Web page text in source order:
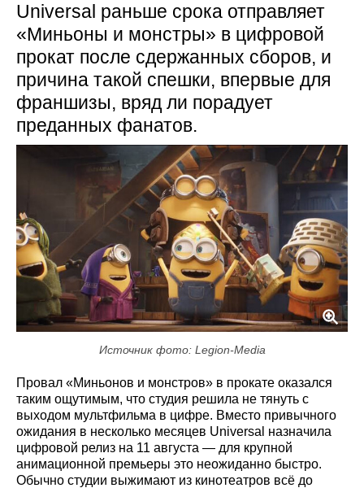
Universal раньше срока отправляет
«Миньоны и монстры» в цифровой
прокат после сдержанных сборов, и
причина такой спешки, впервые для
франшизы, вряд ли порадует
преданных фанатов.
Источник фото: Legion-Media
Провал «Миньонов и монстров» в прокате оказался
таким ощутимым, что студия решила не тянуть с
выходом мультфильма в цифре. Вместо привычного
ожидания в несколько месяцев Universal назначила
цифровой релиз на 11 августа — для крупной
анимационной премьеры это неожиданно быстро.
Обычно студии выжимают из кинотеатров всё до